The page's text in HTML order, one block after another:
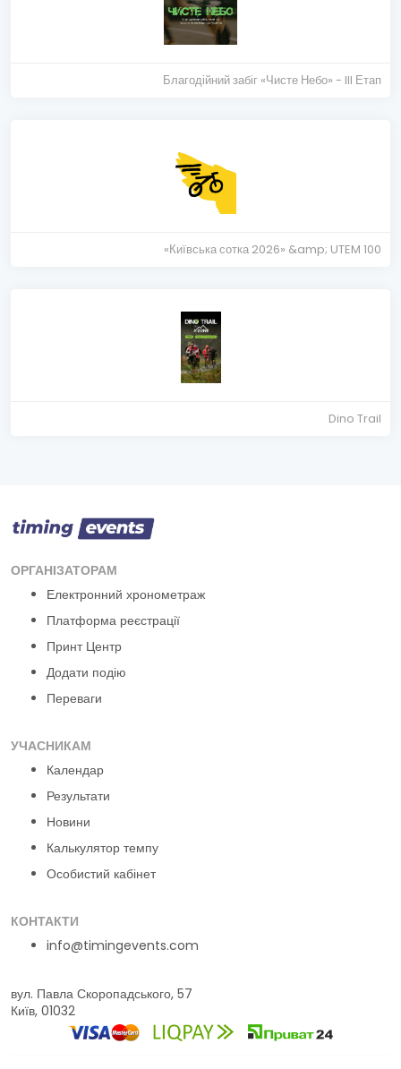
Благодійний забіг «Чисте Небо» - III Етап
«Київська сотка 2026» &amp; UTEM 100
Dino Trail
ОРГАНІЗАТОРАМ
Електронний хронометраж
Платформа реєстрації
Принт Центр
Додати подію
Переваги
УЧАСНИКАМ
Календар
Результати
Новини
Калькулятор темпу
Особистий кабінет
КОНТАКТИ
info@timingevents.com
вул. Павла Скоропадського, 57
Київ, 01032